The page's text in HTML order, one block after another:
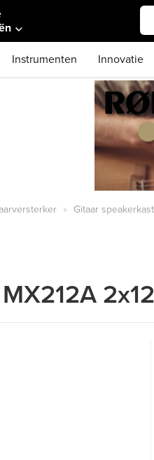
Instrumenten Innovatie
Gitaar speakerkast